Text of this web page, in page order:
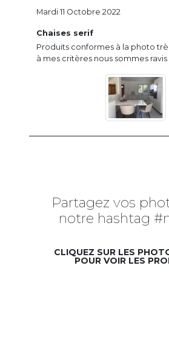
Chaises serif
Produits conformes à la photo
à mes critères nous sommes
Mardi 11 Octobre 2022
Partagez vos
notre hashtag
CLIQUEZ SUR LES
POUR VOIR LES